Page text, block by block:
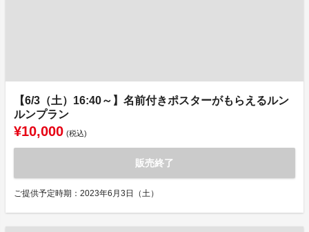
【6/3（土）16:40～】名前付きポスターがもらえるルン
ルンプラン
¥10,000 (税込)
販売終了
ご提供予定時期：2023年6月3日（土）